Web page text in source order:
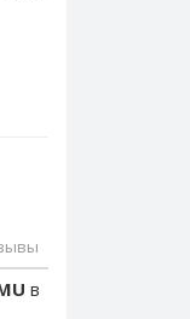
в